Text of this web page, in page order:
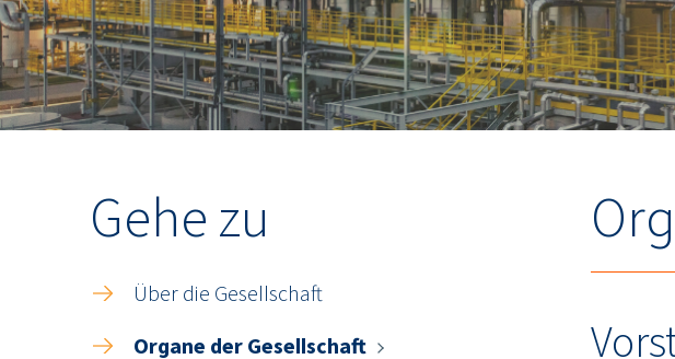
Gehe zu
Über die Gesellschaft
Organe der Gesellschaft